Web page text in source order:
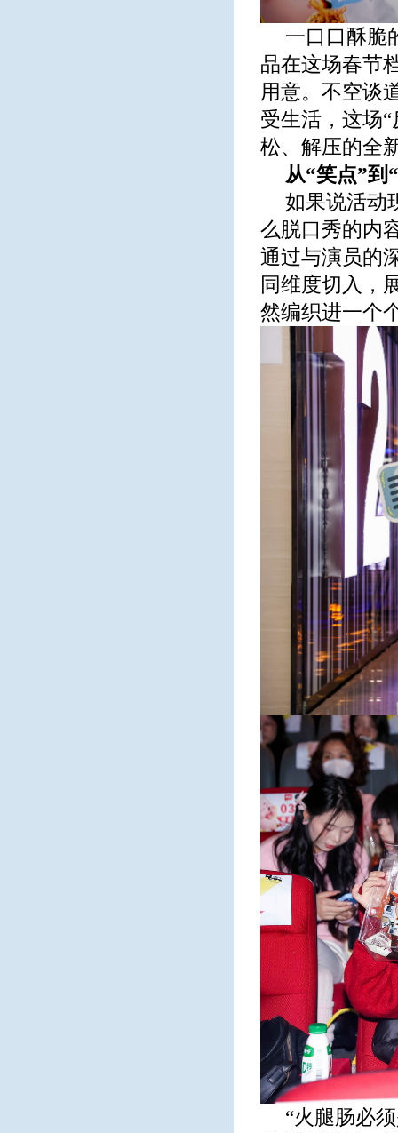
一口口酥脆
品在这场春节
用意。不空谈
受生活，这场
松、解压的全
从“笑点”到
如果说活动
么脱口秀的内
通过与演员的
同维度切入，
然编织进一个
“火腿肠必